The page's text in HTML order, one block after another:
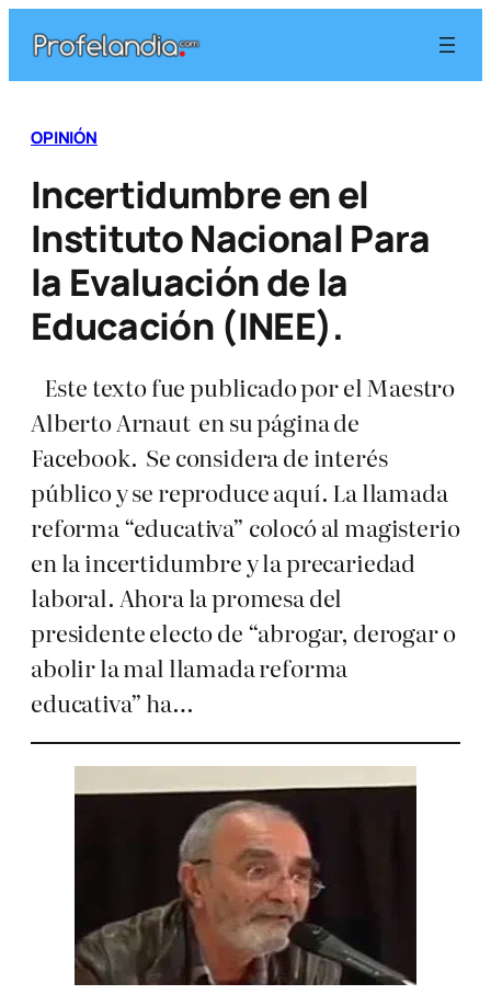
contenido
OPINIÓN
Incertidumbre en el
Instituto Nacional Para
la Evaluación de la
Educación (INEE).
Este texto fue publicado por el Maestro
Alberto Arnaut en su página de
Facebook. Se considera de interés
público y se reproduce aquí. La llamada
reforma “educativa” colocó al magisterio
en la incertidumbre y la precariedad
laboral. Ahora la promesa del
presidente electo de “abrogar, derogar o
abolir la mal llamada reforma
educativa” ha…